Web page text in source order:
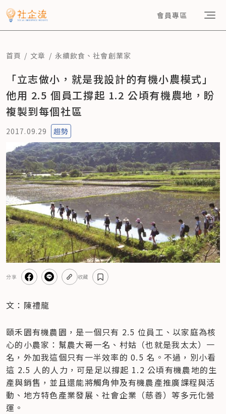
會員專區
首頁 文章 永續飲食 、社會創業家
「立志做小，就是我設計的有機小農模式」
他用 2.5 個員工撐起 1.2 公頃有機農地，盼
複製到每個社區
2017.09.29 趨勢
分享 收藏
文：陳禮龍
頤禾園有機農園，是一個只有 2.5 位員工、以家庭為核
心的小農家：幫農大哥一名、村姑（也就是我太太）一
名，外加我這個只有一半效率的 0.5 名。不過，別小看
這 2.5 人的人力，可是足以撐起 1.2 公頃有機農地的生
產與銷售，並且還能將觸角伸及有機農產推廣課程與活
動、地方特色產業發展、社會企業（慈善）等多元化營
運。